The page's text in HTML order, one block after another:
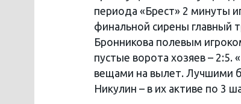
периода «Брест» 2 минуты
финальной сирены главный
Бронникова полевым
пустые ворота хозяев –
вещами на вылет. Лучшими
Никулин – в их активе по 3